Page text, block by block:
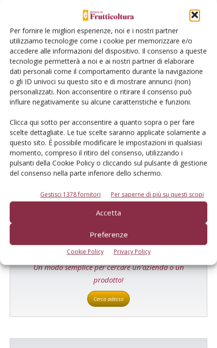
Per fornire le migliori esperienze, noi e i nostri partner
utilizziamo tecnologie come i cookie per memorizzare e/o
accedere alle informazioni del dispositivo. Il consenso a queste
tecnologie permetterà a noi e ai nostri partner di elaborare
dati personali come il comportamento durante la navigazione
o gli ID univoci su questo sito e di mostrare annunci (non)
personalizzati. Non acconsentire o ritirare il consenso può
influire negativamente su alcune caratteristiche e funzioni.
Clicca qui sotto per acconsentire a quanto sopra o per fare
scelte dettagliate. Le tue scelte saranno applicate solamente a
questo sito. È possibile modificare le impostazioni in qualsiasi
momento, compreso il ritiro del consenso, utilizzando i
pulsanti della Cookie Policy o cliccando sul pulsante di gestione
del consenso nella parte inferiore dello schermo.
Gestisci 1378 fornitori Per saperne di più su questi scopi
Accetta
Preferenze
Cookie Policy Privacy Policy
Le nuove tecniche genomiche
cambiano il panorama della
protezione varietale
E-magazine
Tecniche, prodotti e servizi dalle aziende
Catalogo Aziende e Prodotti
Un modo semplice per cercare un'azienda o un
prodotto!
Cerca adesso